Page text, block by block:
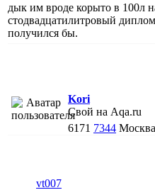
дык им вроде корыто в 100л
стодвадцатилитровый
получился бы.
Kori
Свой на Aqa.ru
6171 7344 Москва
vt007